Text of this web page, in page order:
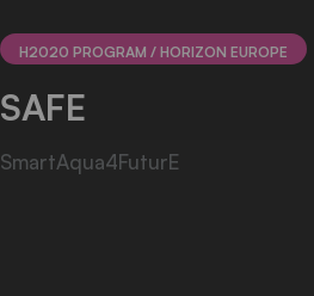
NATIONAL R&D
DEEPbaseline
Co-criação de uma base de